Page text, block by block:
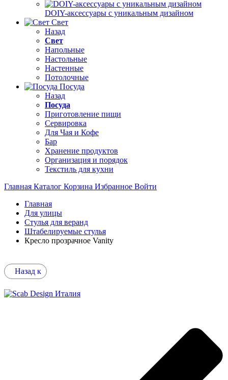
DOIY-аксессуары с уникальным дизайном
Свет
Назад
Свет
Напольные
Настольные
Настенные
Потолочные
Посуда
Назад
Посуда
Приготовление пищи
Сервировка
Для Чая и Кофе
Бар
Хранение продуктов
Организация и порядок
Текстиль для кухни
Главная Каталог Корзина Избранное Войти
Главная
Для улицы
Стулья для веранд
Штабелируемые стулья
Кресло прозрачное Vanity
Назад к